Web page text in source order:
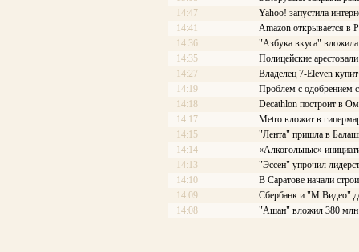
14:47
Yahoo! запустила
14:41
Amazon открывается в
14:36
"Азбука вкуса"
14:35
Полицейские
14:27
Владелец 7-Eleven
14:19
Проблем с одобрением
14:18
Decathlon построит в
14:17
Меtrо вложит в
14:15
"Лента" пришла в
14:14
«Алкогольные»
14:13
"Эссен" упрочил
14:10
В Саратове начали
14:09
Сбербанк и "М.Видео"
14:08
"Ашан" вложил 380 млн